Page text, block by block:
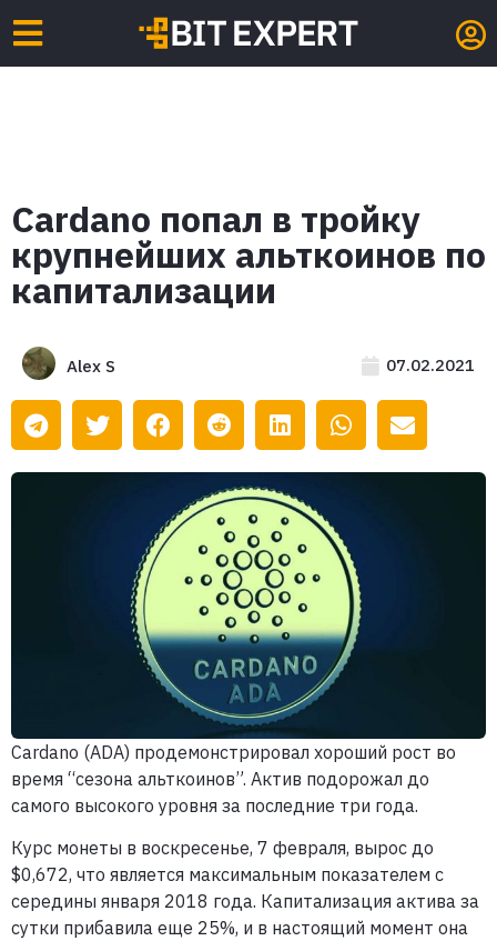
Cardano попал в тройку
крупнейших альткоинов по
капитализации
Alex S 07.02.2021
Cardano (ADA) продемонстрировал хороший рост во
время “сезона альткоинов”. Актив подорожал до
самого высокого уровня за последние три года.
Курс монеты в воскресенье, 7 февраля, вырос до
$0,672, что является максимальным показателем с
середины января 2018 года. Капитализация актива за
сутки прибавила еще 25%, и в настоящий момент она